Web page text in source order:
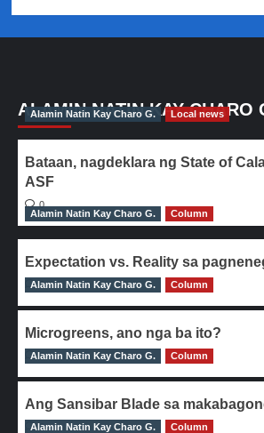
ALAMIN NATIN KAY CHARO
Alamin Natin Kay Charo G. Local news
Bataan, nagdeklara ng State of
ASF
0
Alamin Natin Kay Charo G.
Column
Expectation vs. Reality sa
0
Alamin Natin Kay Charo G. Column
Microgreens, ano nga ba ito?
0
Alamin Natin Kay Charo G. Column
Ang Sansibar Blade sa
0
Alamin Natin Kay Charo G. Column